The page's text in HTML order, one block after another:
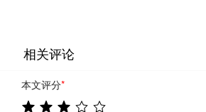
相关评论
本文评分*